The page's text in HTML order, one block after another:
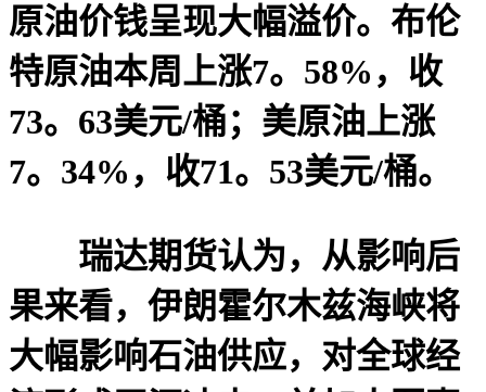
原油价钱呈现大幅溢价。布伦
特原油本周上涨7。58%，收
73。63美元/桶；美原油上涨
7。34%，收71。53美元/桶。
瑞达期货认为，从影响后
果来看，伊朗霍尔木兹海峡将
大幅影响石油供应，对全球经